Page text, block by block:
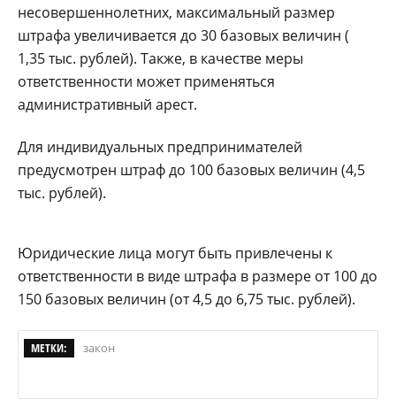
несовершеннолетних, максимальный размер
штрафа увеличивается до 30 базовых величин (
1,35 тыс. рублей). Также, в качестве меры
ответственности может применяться
административный арест.
Для индивидуальных предпринимателей
предусмотрен штраф до 100 базовых величин (4,5
тыс. рублей).
Юридические лица могут быть привлечены к
ответственности в виде штрафа в размере от 100 до
150 базовых величин (от 4,5 до 6,75 тыс. рублей).
МЕТКИ: закон